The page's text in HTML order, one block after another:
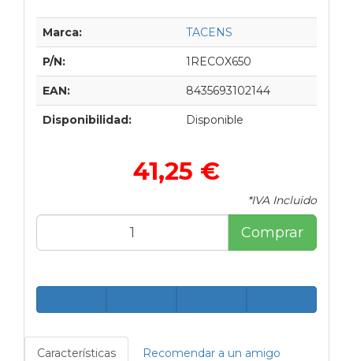
Marca: TACENS
P/N: 1RECOX650
EAN: 8435693102144
Disponibilidad: Disponible
41,25 €
*IVA Incluido
Comprar
Características Recomendar a un amigo